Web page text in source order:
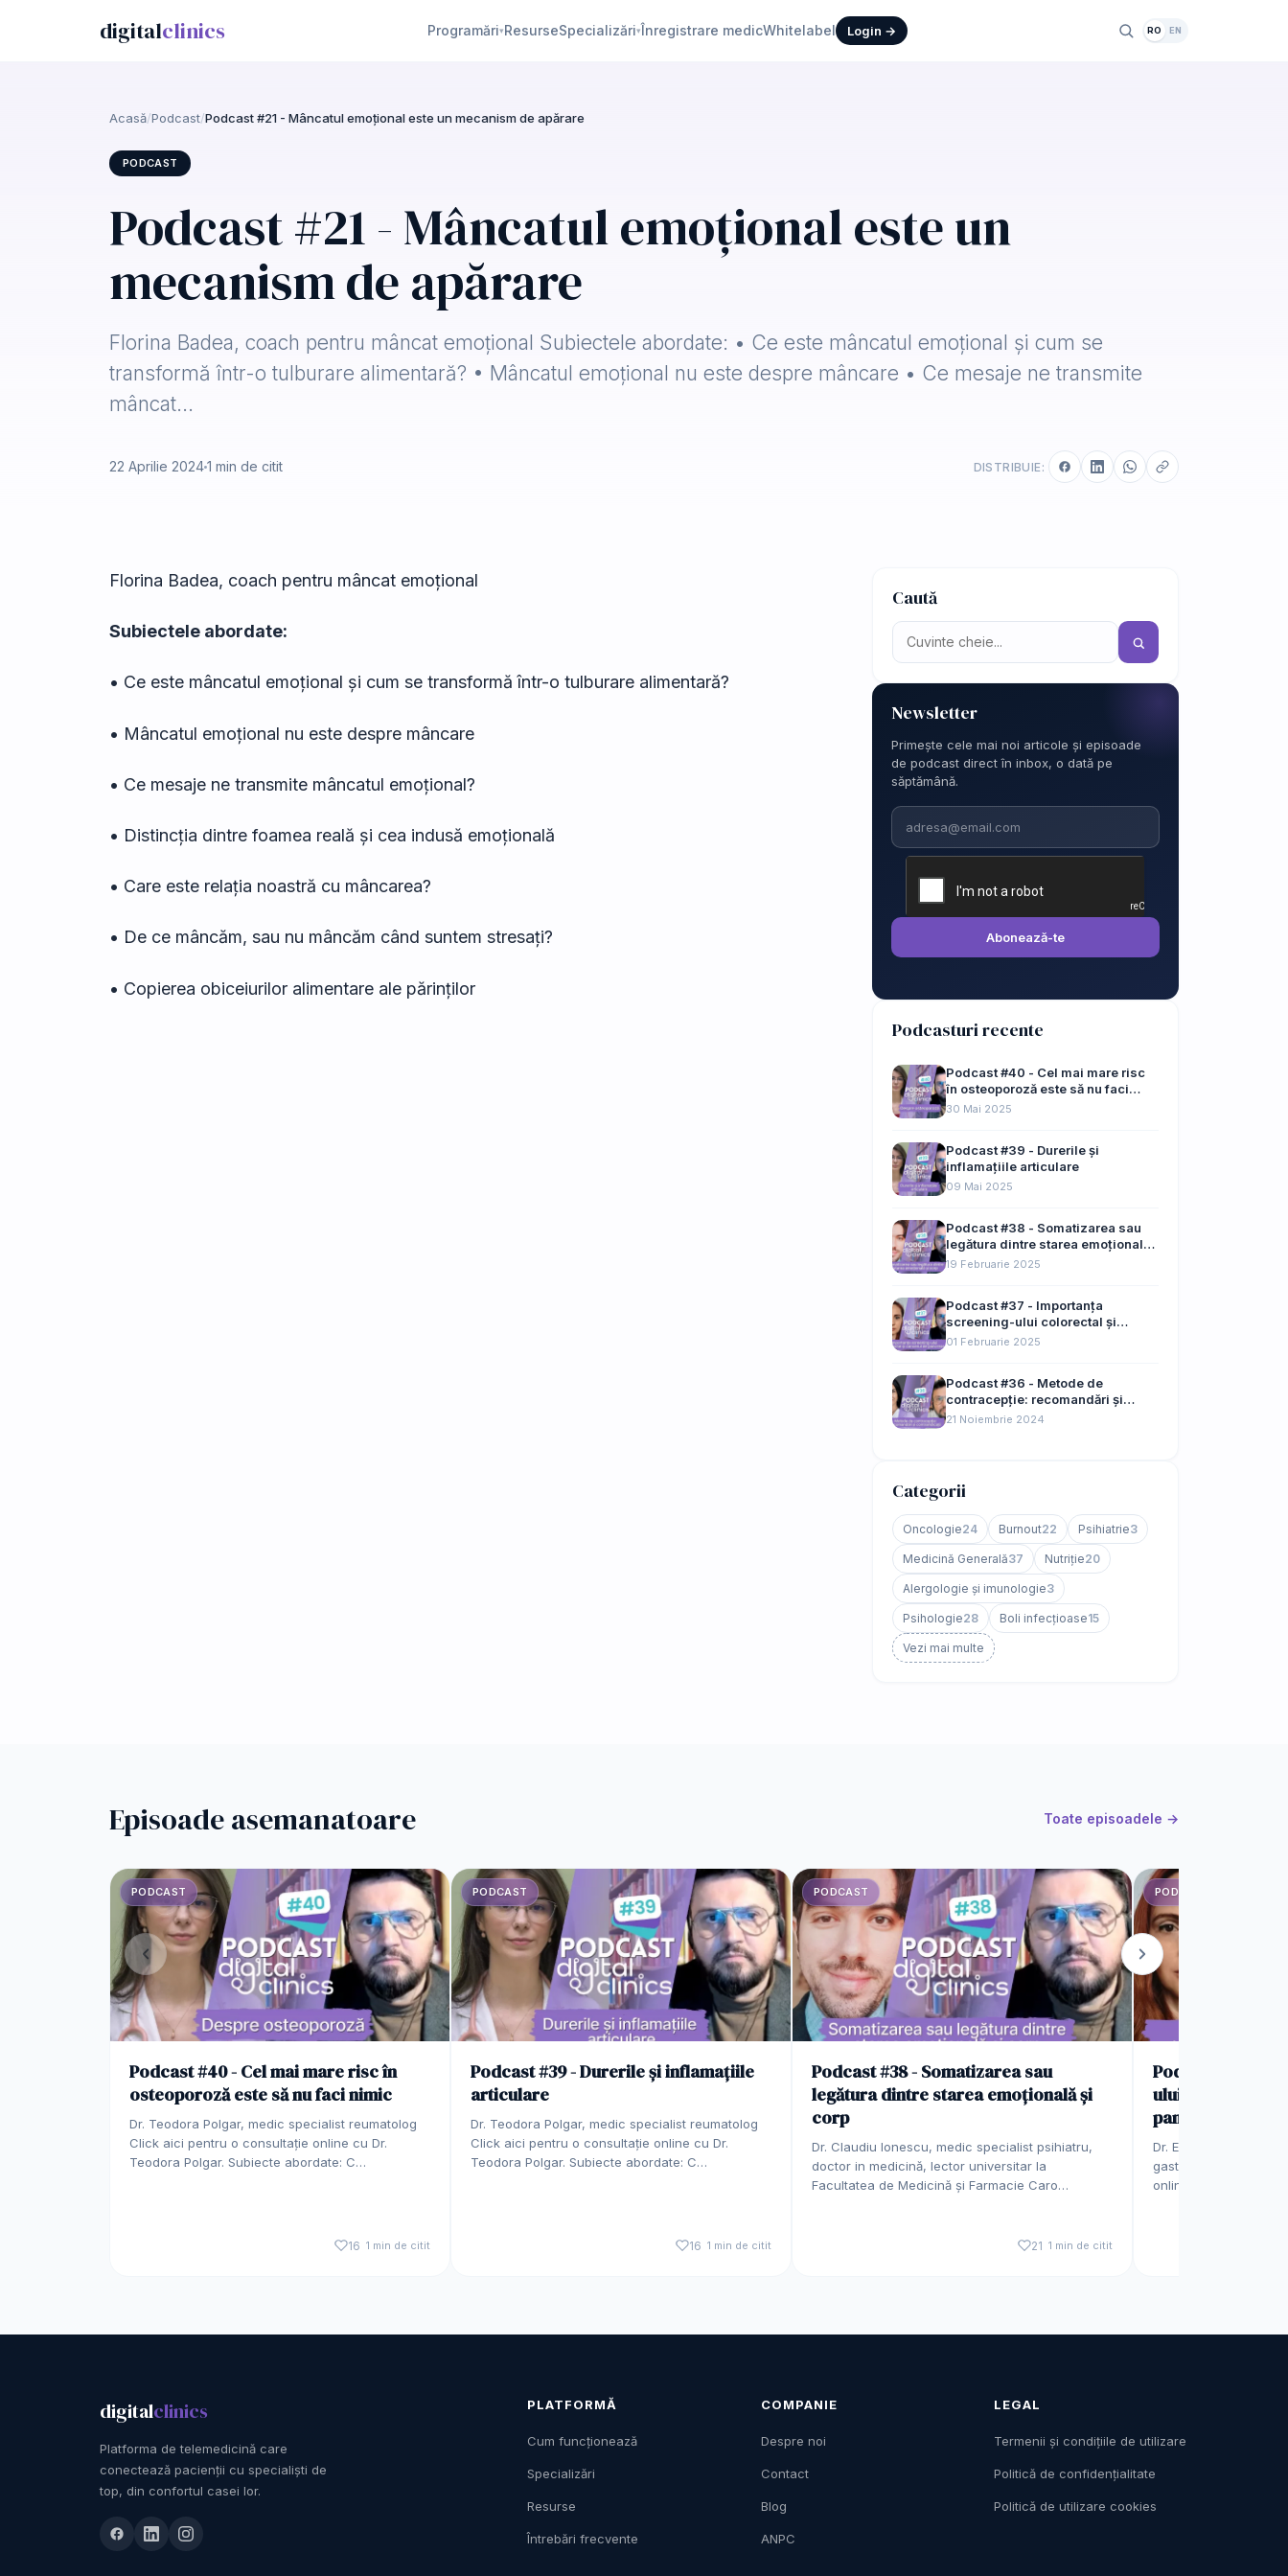
digitalclinics Programări▾ResurseSpecializări▾Înregistrare medicWhitelabel Login → RO EN
Acasă/Podcast/Podcast #21 - Mâncatul emoțional este un mecanism de apărare
PODCAST
Podcast #21 - Mâncatul emoțional este un
mecanism de apărare
Florina Badea, coach pentru mâncat emoțional Subiectele abordate: • Ce este mâncatul emoțional și cum se
transformă într-o tulburare alimentară? • Mâncatul emoțional nu este despre mâncare • Ce mesaje ne transmite
mâncat…
22 Aprilie 20241 min de citit DISTRIBUIE:
Florina Badea, coach pentru mâncat emoțional
Subiectele abordate:
• Ce este mâncatul emoțional și cum se transformă într-o tulburare alimentară?
• Mâncatul emoțional nu este despre mâncare
• Ce mesaje ne transmite mâncatul emoțional?
• Distincția dintre foamea reală și cea indusă emoțională
• Care este relația noastră cu mâncarea?
• De ce mâncăm, sau nu mâncăm când suntem stresați?
• Copierea obiceiurilor alimentare ale părinților
Caută
Newsletter
Primește cele mai noi articole și episoade
de podcast direct în inbox, o dată pe
săptămână.
Email
Abonează-te
Podcasturi recente
Podcast #40 - Cel mai mare risc
în osteoporoză este să nu faci
nimic
30 Mai 2025
Podcast #39 - Durerile și
inflamațiile articulare
09 Mai 2025
Podcast #38 - Somatizarea sau
legătura dintre starea emoțională
și corp
19 Februarie 2025
Podcast #37 - Importanța
screening-ului colorectal și
cancerul de pancreas
01 Februarie 2025
Podcast #36 - Metode de
contracepție: recomandări și
contraindicații
21 Noiembrie 2024
Categorii
Oncologie24 Burnout22 Psihiatrie3
Medicină Generală37 Nutriție20
Alergologie și imunologie3
Psihologie28 Boli infecțioase15
Vezi mai multe
Episoade asemanatoare Toate episoadele →
PODCAST
Podcast #40 - Cel mai mare risc în
osteoporoză este să nu faci nimic
Dr. Teodora Polgar, medic specialist reumatolog
Click aici pentru o consultație online cu Dr.
Teodora Polgar. Subiecte abordate: C…
16 1 min de citit
PODCAST
Podcast #39 - Durerile și inflamațiile
articulare
Dr. Teodora Polgar, medic specialist reumatolog
Click aici pentru o consultație online cu Dr.
Teodora Polgar. Subiecte abordate: C…
16 1 min de citit
PODCAST
Podcast #38 - Somatizarea sau
legătura dintre starea emoțională și
corp
Dr. Claudiu Ionescu, medic specialist psihiatru,
doctor in medicină, lector universitar la
Facultatea de Medicină și Farmacie Caro…
21 1 min de citit
PODCAST
Podcast #37 -
ului colorectal
pancreas
Dr. Estera Jeledințan,
gastroenterologie
online cu dr Estera
digitalclinics
Platforma de telemedicină care
conectează pacienții cu specialiști de
top, din confortul casei lor.
PLATFORMĂ
Cum funcționează
Specializări
Resurse
Întrebări frecvente
COMPANIE
Despre noi
Contact
Blog
ANPC
LEGAL
Termenii și condițiile de utilizare
Politică de confidențialitate
Politică de utilizare cookies